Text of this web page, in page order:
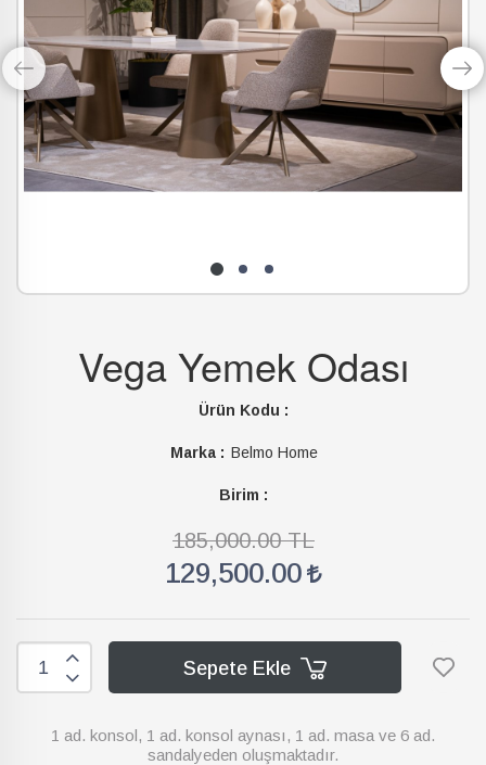
Vega Yemek Odası
Ürün Kodu :
Marka : Belmo Home
Birim :
185,000.00 TL
129,500.00
Sepete Ekle
1 ad. konsol, 1 ad. konsol aynası, 1 ad. masa ve 6 ad.
sandalyeden oluşmaktadır.